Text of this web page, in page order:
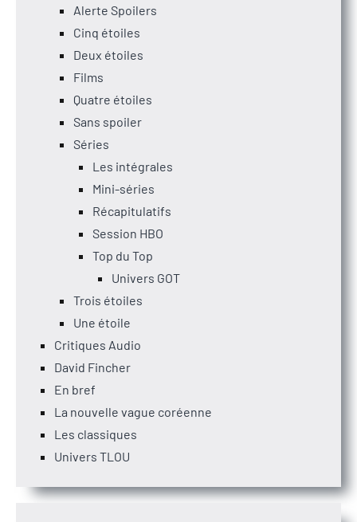
Alerte Spoilers
Cinq étoiles
Deux étoiles
Films
Quatre étoiles
Sans spoiler
Séries
Les intégrales
Mini-séries
Récapitulatifs
Session HBO
Top du Top
Univers GOT
Trois étoiles
Une étoile
Critiques Audio
David Fincher
En bref
La nouvelle vague coréenne
Les classiques
Univers TLOU